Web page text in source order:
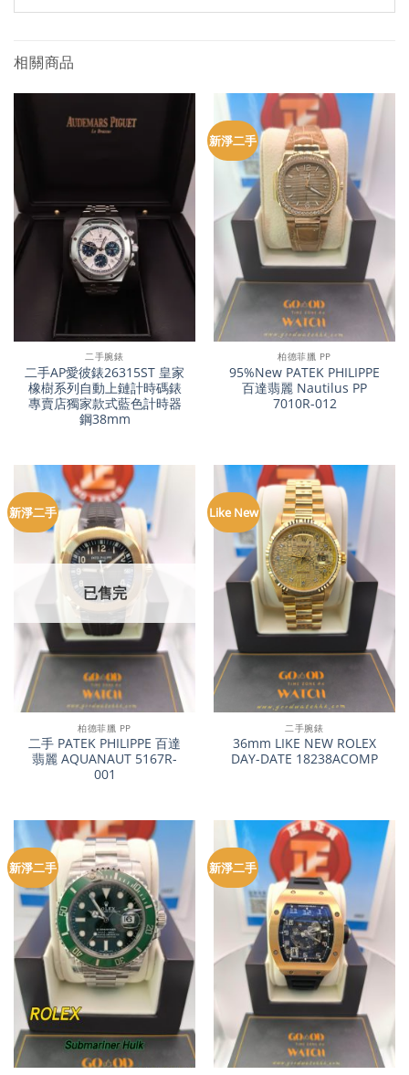
相關商品
二手腕錶
二手AP愛彼錶26315ST 皇家
橡樹系列自動上鏈計時碼錶
專賣店獨家款式藍色計時器
鋼38mm
新淨二手
柏德菲臘 PP
95%New PATEK PHILIPPE
百達翡麗 Nautilus PP
7010R-012
新淨二手
已售完
柏德菲臘 PP
二手 PATEK PHILIPPE 百達
翡麗 AQUANAUT 5167R-
001
Like New
二手腕錶
36mm LIKE NEW ROLEX
DAY-DATE 18238ACOMP
新淨二手 新淨二手